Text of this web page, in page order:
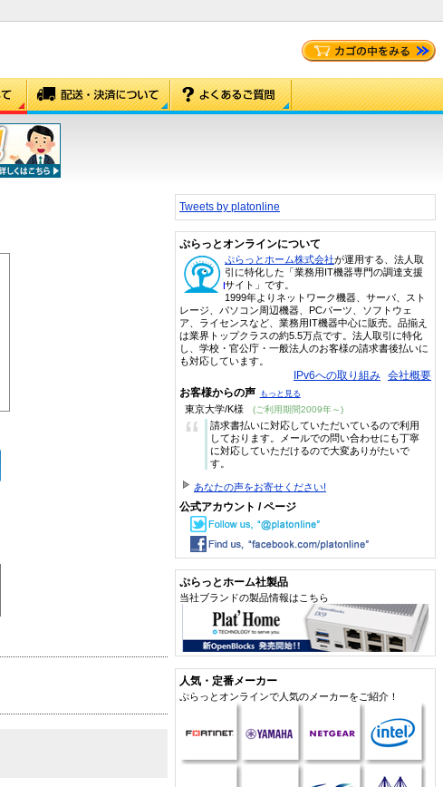
Tweets by platonline
ぷらっとオンラインについて
ぷらっとホーム株式会社が運用する、法人取
引に特化した「業務用IT機器専門の調達支援
サイト」です。
1999年よりネットワーク機器、サーバ、スト
レージ、パソコン周辺機器、PCパーツ、ソフトウェ
ア、ライセンスなど、業務用IT機器中心に販売。品揃え
は業界トップクラスの約5.5万点です。法人取引に特化
し、学校・官公庁・一般法人のお客様の請求書後払いに
も対応しています。
IPv6への取り組み 会社概要
お客様からの声 もっと見る
東京大学/K様 (ご利用期間2009年～)
“
請求書払いに対応していただいているので利用
しております。メールでの問い合わせにも丁寧
に対応していただけるので大変ありがたいで
す。
あなたの声をお寄せください!
公式アカウント / ページ
ぷらっとホーム社製品
当社ブランドの製品情報はこちら
人気・定番メーカー
ぷらっとオンラインで人気のメーカーをご紹介！